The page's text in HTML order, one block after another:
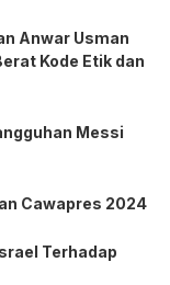
Anwar Usman
Kode Etik dan
Messi
Cawapres 2024
Terhadap